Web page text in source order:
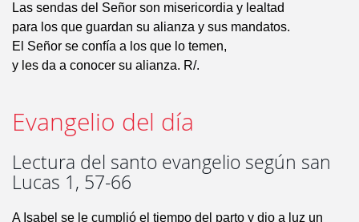
Las sendas del Señor son misericordia y lealtad
para los que guardan su alianza y sus mandatos.
El Señor se confía a los que lo temen,
y les da a conocer su alianza. R/.
Evangelio del día
Lectura del santo evangelio según san
Lucas 1, 57-66
A Isabel se le cumplió el tiempo del parto y dio a luz un